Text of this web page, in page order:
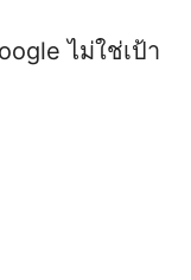
ไม่ใช่เป้า